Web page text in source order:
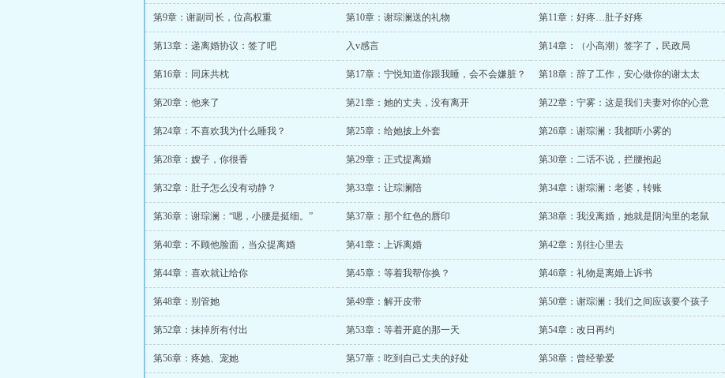
第9章：谢副司长，位高权重 第10章：谢琮澜送的礼物 第11章：好疼…肚子好疼
第13章：递离婚协议：签了吧 入v感言 第14章：（小高潮）签字了，民政局
第16章：同床共枕 第17章：宁悦知道你跟我睡，会不会嫌脏？ 第18章：辞了工作，安心做你的谢太太
第20章：他来了 第21章：她的丈夫，没有离开 第22章：宁雾：这是我们夫妻对你的心意
第24章：不喜欢我为什么睡我？ 第25章：给她披上外套 第26章：谢琮澜：我都听小雾的
第28章：嫂子，你很香 第29章：正式提离婚 第30章：二话不说，拦腰抱起
第32章：肚子怎么没有动静？ 第33章：让琮澜陪 第34章：谢琮澜：老婆，转账
第36章：谢琮澜：“嗯，小腰是挺细。” 第37章：那个红色的唇印 第38章：我没离婚，她就是阴沟里的老鼠
第40章：不顾他脸面，当众提离婚 第41章：上诉离婚 第42章：别往心里去
第44章：喜欢就让给你 第45章：等着我帮你换？ 第46章：礼物是离婚上诉书
第48章：别管她 第49章：解开皮带 第50章：谢琮澜：我们之间应该要个孩子
第52章：抹掉所有付出 第53章：等着开庭的那一天 第54章：改日再约
第56章：疼她、宠她 第57章：吃到自己丈夫的好处 第58章：曾经挚爱